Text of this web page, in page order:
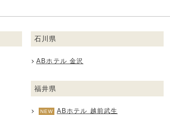
石川県
ABホテル 金沢
福井県
ABホテル 越前武生